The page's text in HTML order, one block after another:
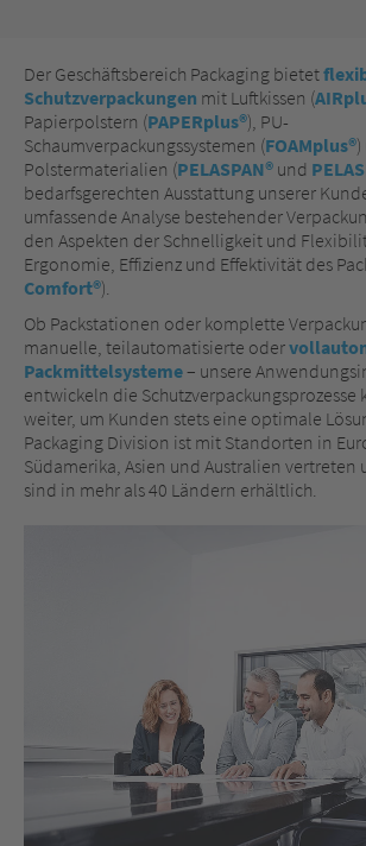
Der Geschäftsbereich Packaging bietet
Schutzverpackungen mit Luftkissen (
Papierpolstern (PAPERplus®), PU-
Schaumverpackungssystemen (FOAMplus®
Polstermaterialien (PELASPAN® und
bedarfsgerechten Ausstattung unserer
umfassende Analyse bestehender
den Aspekten der Schnelligkeit und
Ergonomie, Effizienz und Effektivität des
Comfort®).
Ob Packstationen oder komplette
manuelle, teilautomatisierte oder
Packmittelsysteme– unsere
entwickeln die
weiter, um Kunden stets eine optimale
Packaging Division ist mit Standorten in
Südamerika, Asien und Australien vertreten
sind in mehr als 40 Ländern erhältlich.